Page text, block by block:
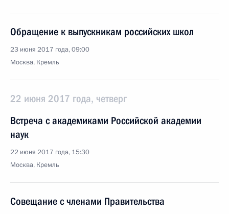
Обращение к выпускникам российских школ
23 июня 2017 года, 09:00
Москва, Кремль
22 июня 2017 года, четверг
Встреча с академиками Российской академии
наук
22 июня 2017 года, 15:30
Москва, Кремль
Совещание с членами Правительства